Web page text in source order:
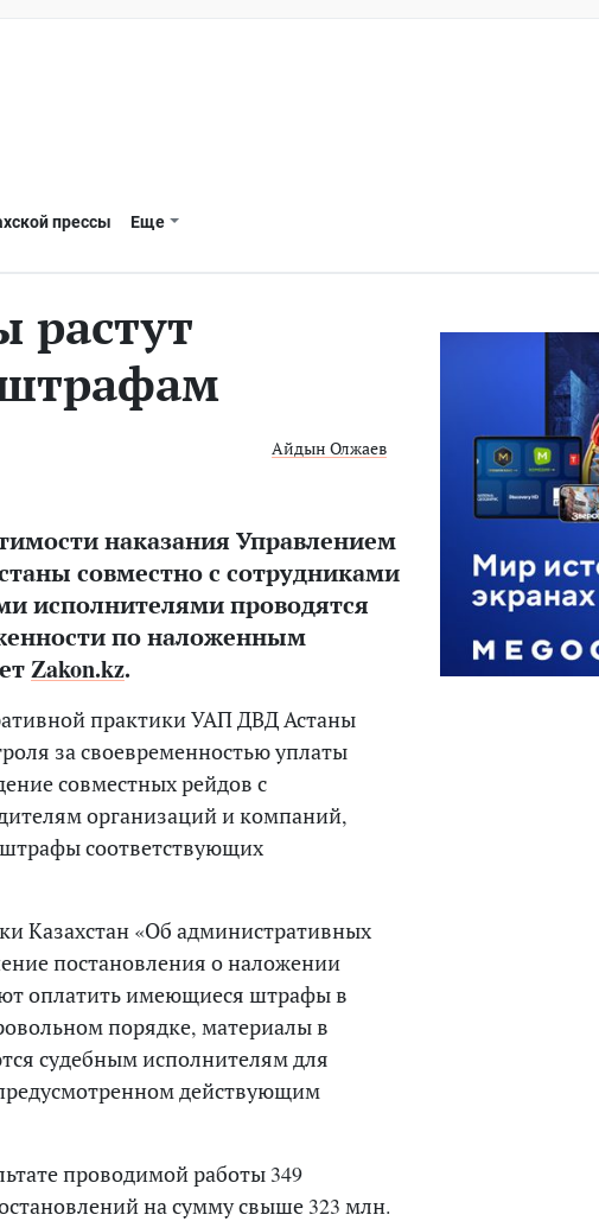
прессы Еще
растут
Айдын Олжаев
наказания Управлением
совместно с сотрудниками
исполнителями проводятся
по наложенным
Zakon.kz.
практики УАП ДВД Астаны
за своевременностью уплаты
совместных рейдов с
организаций и компаний,
соответствующих
Казахстан «Об административных
постановления о наложении
оплатить имеющиеся штрафы в
порядке, материалы в
судебным исполнителям для
действующим
проводимой работы 349
на сумму свыше 323 млн.